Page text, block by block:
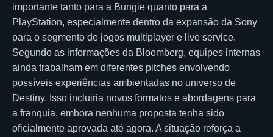
importante tanto para a Bungie quanto para a
PlayStation, especialmente dentro da expansão da Sony
para o segmento de jogos multiplayer e live service.
Segundo as informações da Bloomberg, equipes internas
ainda trabalham em diferentes pitches envolvendo
possíveis experiências ambientadas no universo de
Destiny. Isso incluiria novos formatos e abordagens para
a franquia, embora nenhuma proposta tenha sido
oficialmente aprovada até agora. A situação reforça a